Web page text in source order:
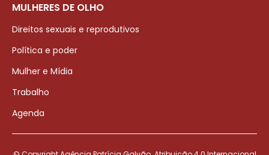
MULHERES DE OLHO
Direitos sexuais e reprodutivos
Política e poder
Mulher e Mídia
Trabalho
Agenda